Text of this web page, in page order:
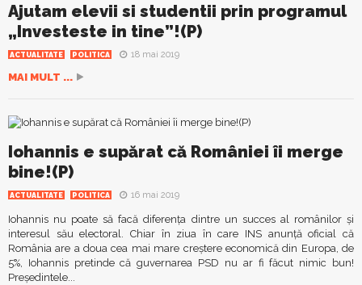
Ajutam elevii si studentii prin programul
„Investeste in tine”!(P)
ACTUALITATE POLITICA 18 mai 2019
MAI MULT ...
Iohannis e supărat că României îi merge
bine!(P)
ACTUALITATE POLITICA 16 mai 2019
Iohannis nu poate să facă diferența dintre un succes al românilor și
interesul său electoral. Chiar în ziua în care INS anunță oficial că
România are a doua cea mai mare creștere economică din Europa, de
5%, Iohannis pretinde că guvernarea PSD nu ar fi făcut nimic bun!
Președintele...